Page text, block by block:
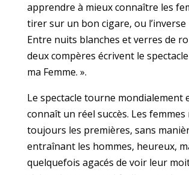
apprendre à mieux connaître les
tirer sur un bon cigare, ou
Entre nuits blanches et verres de
deux compères écrivent le spectacle
ma Femme. ».
Le spectacle tourne mondialement
connaît un réel succès. Les
toujours les premières, sans
entraînant les hommes, heureux,
quelquefois agacés de voir leur